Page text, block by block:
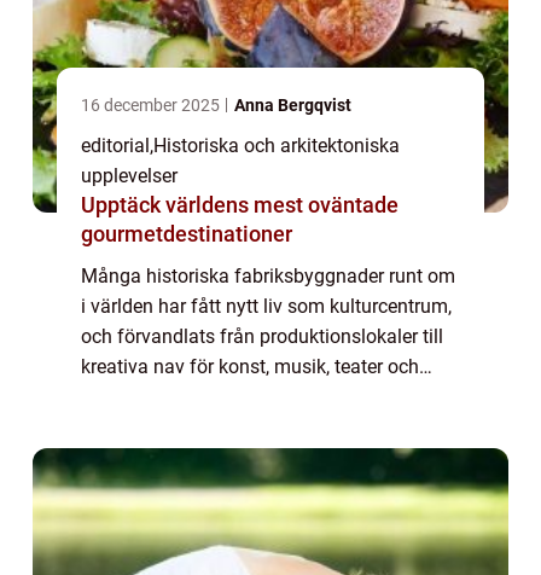
16 december 2025 Anna Bergqvist
editorial,Historiska och arkitektoniska
upplevelser
Upptäck världens mest oväntade
gourmetdestinationer
Många historiska fabriksbyggnader runt om
i världen har fått nytt liv som kulturcentrum,
och förvandlats från produktionslokaler till
kreativa nav för konst, musik, teater och